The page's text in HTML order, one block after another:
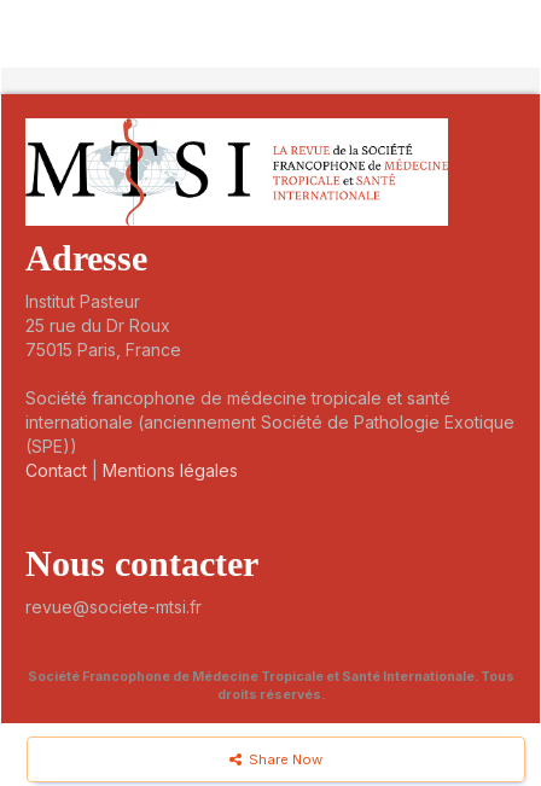
Share Now
Adresse
Institut Pasteur
25 rue du Dr Roux
75015 Paris, France
Société francophone de médecine tropicale et santé
internationale (anciennement Société de Pathologie Exotique
(SPE))
Contact
Mentions légales
Nous contacter
revue@societe-mtsi.fr
Société Francophone de Médecine Tropicale et Santé Internationale. Tous
droits réservés.